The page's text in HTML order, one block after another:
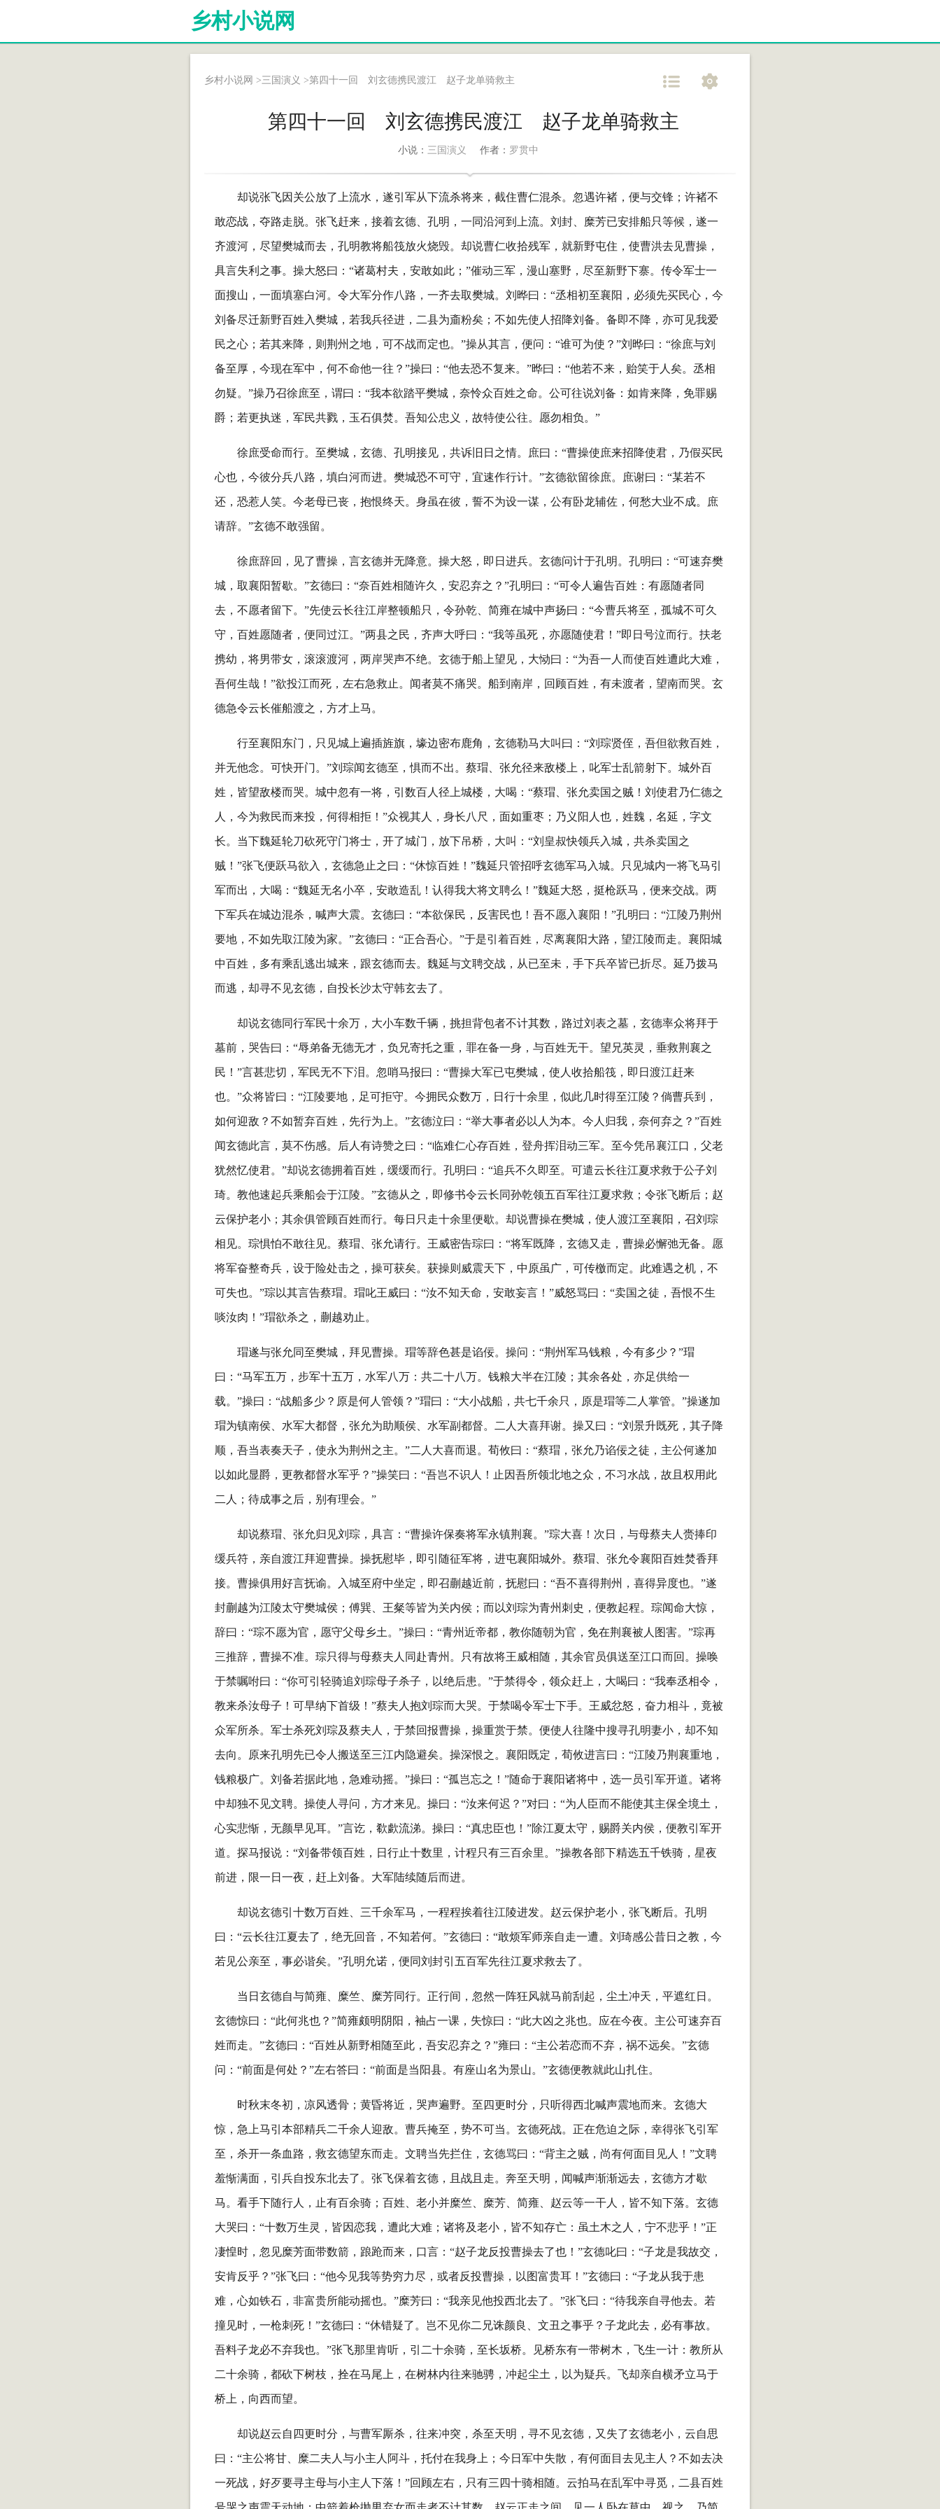
乡村小说网
乡村小说网 >三国演义 >第四十一回 刘玄德携民渡江 赵子龙单骑救主
第四十一回 刘玄德携民渡江 赵子龙单骑救主
小说： 三国演义 作者： 罗贯中
却说张飞因关公放了上流水，遂引军从下流杀将来，截住曹仁混杀。忽遇许褚，便与交锋；许褚不
敢恋战，夺路走脱。张飞赶来，接着玄德、孔明，一同沿河到上流。刘封、糜芳已安排船只等候，遂一
齐渡河，尽望樊城而去，孔明教将船筏放火烧毁。却说曹仁收拾残军，就新野屯住，使曹洪去见曹操，
具言失利之事。操大怒曰：“诸葛村夫，安敢如此；”催动三军，漫山塞野，尽至新野下寨。传令军士一
面搜山，一面填塞白河。令大军分作八路，一齐去取樊城。刘晔曰：“丞相初至襄阳，必须先买民心，今
刘备尽迁新野百姓入樊城，若我兵径进，二县为齑粉矣；不如先使人招降刘备。备即不降，亦可见我爱
民之心；若其来降，则荆州之地，可不战而定也。”操从其言，便问：“谁可为使？”刘晔曰：“徐庶与刘
备至厚，今现在军中，何不命他一往？”操曰：“他去恐不复来。”晔曰：“他若不来，贻笑于人矣。丞相
勿疑。”操乃召徐庶至，谓曰：“我本欲踏平樊城，奈怜众百姓之命。公可往说刘备：如肯来降，免罪赐
爵；若更执迷，军民共戮，玉石俱焚。吾知公忠义，故特使公往。愿勿相负。”
徐庶受命而行。至樊城，玄德、孔明接见，共诉旧日之情。庶曰：“曹操使庶来招降使君，乃假买民
心也，今彼分兵八路，填白河而进。樊城恐不可守，宜速作行计。”玄德欲留徐庶。庶谢曰：“某若不
还，恐惹人笑。今老母已丧，抱恨终天。身虽在彼，誓不为设一谋，公有卧龙辅佐，何愁大业不成。庶
请辞。”玄德不敢强留。
徐庶辞回，见了曹操，言玄德并无降意。操大怒，即日进兵。玄德问计于孔明。孔明曰：“可速弃樊
城，取襄阳暂歇。”玄德曰：“奈百姓相随许久，安忍弃之？”孔明曰：“可令人遍告百姓：有愿随者同
去，不愿者留下。”先使云长往江岸整顿船只，令孙乾、简雍在城中声扬曰：“今曹兵将至，孤城不可久
守，百姓愿随者，便同过江。”两县之民，齐声大呼曰：“我等虽死，亦愿随使君！”即日号泣而行。扶老
携幼，将男带女，滚滚渡河，两岸哭声不绝。玄德于船上望见，大恸曰：“为吾一人而使百姓遭此大难，
吾何生哉！”欲投江而死，左右急救止。闻者莫不痛哭。船到南岸，回顾百姓，有未渡者，望南而哭。玄
德急令云长催船渡之，方才上马。
行至襄阳东门，只见城上遍插旌旗，壕边密布鹿角，玄德勒马大叫曰：“刘琮贤侄，吾但欲救百姓，
并无他念。可快开门。”刘琮闻玄德至，惧而不出。蔡瑁、张允径来敌楼上，叱军士乱箭射下。城外百
姓，皆望敌楼而哭。城中忽有一将，引数百人径上城楼，大喝：“蔡瑁、张允卖国之贼！刘使君乃仁德之
人，今为救民而来投，何得相拒！”众视其人，身长八尺，面如重枣；乃义阳人也，姓魏，名延，字文
长。当下魏延轮刀砍死守门将士，开了城门，放下吊桥，大叫：“刘皇叔快领兵入城，共杀卖国之
贼！”张飞便跃马欲入，玄德急止之曰：“休惊百姓！”魏延只管招呼玄德军马入城。只见城内一将飞马引
军而出，大喝：“魏延无名小卒，安敢造乱！认得我大将文聘么！”魏延大怒，挺枪跃马，便来交战。两
下军兵在城边混杀，喊声大震。玄德曰：“本欲保民，反害民也！吾不愿入襄阳！”孔明曰：“江陵乃荆州
要地，不如先取江陵为家。”玄德曰：“正合吾心。”于是引着百姓，尽离襄阳大路，望江陵而走。襄阳城
中百姓，多有乘乱逃出城来，跟玄德而去。魏延与文聘交战，从已至未，手下兵卒皆已折尽。延乃拨马
而逃，却寻不见玄德，自投长沙太守韩玄去了。
却说玄德同行军民十余万，大小车数千辆，挑担背包者不计其数，路过刘表之墓，玄德率众将拜于
墓前，哭告曰：“辱弟备无德无才，负兄寄托之重，罪在备一身，与百姓无干。望兄英灵，垂救荆襄之
民！”言甚悲切，军民无不下泪。忽哨马报曰：“曹操大军已屯樊城，使人收拾船筏，即日渡江赶来
也。”众将皆曰：“江陵要地，足可拒守。今拥民众数万，日行十余里，似此几时得至江陵？倘曹兵到，
如何迎敌？不如暂弃百姓，先行为上。”玄德泣曰：“举大事者必以人为本。今人归我，奈何弃之？”百姓
闻玄德此言，莫不伤感。后人有诗赞之曰：“临难仁心存百姓，登舟挥泪动三军。至今凭吊襄江口，父老
犹然忆使君。”却说玄德拥着百姓，缓缓而行。孔明曰：“追兵不久即至。可遣云长往江夏求救于公子刘
琦。教他速起兵乘船会于江陵。”玄德从之，即修书令云长同孙乾领五百军往江夏求救；令张飞断后；赵
云保护老小；其余俱管顾百姓而行。每日只走十余里便歇。却说曹操在樊城，使人渡江至襄阳，召刘琮
相见。琮惧怕不敢往见。蔡瑁、张允请行。王威密告琮曰：“将军既降，玄德又走，曹操必懈弛无备。愿
将军奋整奇兵，设于险处击之，操可获矣。获操则威震天下，中原虽广，可传檄而定。此难遇之机，不
可失也。”琮以其言告蔡瑁。瑁叱王威曰：“汝不知天命，安敢妄言！”威怒骂曰：“卖国之徒，吾恨不生
啖汝肉！”瑁欲杀之，蒯越劝止。
瑁遂与张允同至樊城，拜见曹操。瑁等辞色甚是谄佞。操问：“荆州军马钱粮，今有多少？”瑁
曰：“马军五万，步军十五万，水军八万：共二十八万。钱粮大半在江陵；其余各处，亦足供给一
载。”操曰：“战船多少？原是何人管领？”瑁曰：“大小战船，共七千余只，原是瑁等二人掌管。”操遂加
瑁为镇南侯、水军大都督，张允为助顺侯、水军副都督。二人大喜拜谢。操又曰：“刘景升既死，其子降
顺，吾当表奏天子，使永为荆州之主。”二人大喜而退。荀攸曰：“蔡瑁，张允乃谄佞之徒，主公何遂加
以如此显爵，更教都督水军乎？”操笑曰：“吾岂不识人！止因吾所领北地之众，不习水战，故且权用此
二人；待成事之后，别有理会。”
却说蔡瑁、张允归见刘琮，具言：“曹操许保奏将军永镇荆襄。”琮大喜！次日，与母蔡夫人赍捧印
缓兵符，亲自渡江拜迎曹操。操抚慰毕，即引随征军将，进屯襄阳城外。蔡瑁、张允令襄阳百姓焚香拜
接。曹操俱用好言抚谕。入城至府中坐定，即召蒯越近前，抚慰曰：“吾不喜得荆州，喜得异度也。”遂
封蒯越为江陵太守樊城侯；傅巽、王粲等皆为关内侯；而以刘琮为青州刺史，便教起程。琮闻命大惊，
辞曰：“琮不愿为官，愿守父母乡土。”操曰：“青州近帝都，教你随朝为官，免在荆襄被人图害。”琮再
三推辞，曹操不准。琮只得与母蔡夫人同赴青州。只有故将王威相随，其余官员俱送至江口而回。操唤
于禁嘱咐曰：“你可引轻骑追刘琮母子杀子，以绝后患。”于禁得令，领众赶上，大喝曰：“我奉丞相令，
教来杀汝母子！可早纳下首级！”蔡夫人抱刘琮而大哭。于禁喝令军士下手。王威忿怒，奋力相斗，竟被
众军所杀。军士杀死刘琮及蔡夫人，于禁回报曹操，操重赏于禁。便使人往隆中搜寻孔明妻小，却不知
去向。原来孔明先已令人搬送至三江内隐避矣。操深恨之。襄阳既定，荀攸进言曰：“江陵乃荆襄重地，
钱粮极广。刘备若据此地，急难动摇。”操曰：“孤岂忘之！”随命于襄阳诸将中，选一员引军开道。诸将
中却独不见文聘。操使人寻问，方才来见。操曰：“汝来何迟？”对曰：“为人臣而不能使其主保全境土，
心实悲惭，无颜早见耳。”言讫，欷歔流涕。操曰：“真忠臣也！”除江夏太守，赐爵关内侯，便教引军开
道。探马报说：“刘备带领百姓，日行止十数里，计程只有三百余里。”操教各部下精选五千铁骑，星夜
前进，限一日一夜，赶上刘备。大军陆续随后而进。
却说玄德引十数万百姓、三千余军马，一程程挨着往江陵进发。赵云保护老小，张飞断后。孔明
曰：“云长往江夏去了，绝无回音，不知若何。”玄德曰：“敢烦军师亲自走一遭。刘琦感公昔日之教，今
若见公亲至，事必谐矣。”孔明允诺，便同刘封引五百军先往江夏求救去了。
当日玄德自与简雍、糜竺、糜芳同行。正行间，忽然一阵狂风就马前刮起，尘土冲天，平遮红日。
玄德惊曰：“此何兆也？”简雍颇明阴阳，袖占一课，失惊曰：“此大凶之兆也。应在今夜。主公可速弃百
姓而走。”玄德曰：“百姓从新野相随至此，吾安忍弃之？”雍曰：“主公若恋而不弃，祸不远矣。”玄德
问：“前面是何处？”左右答曰：“前面是当阳县。有座山名为景山。”玄德便教就此山扎住。
时秋末冬初，凉风透骨；黄昏将近，哭声遍野。至四更时分，只听得西北喊声震地而来。玄德大
惊，急上马引本部精兵二千余人迎敌。曹兵掩至，势不可当。玄德死战。正在危迫之际，幸得张飞引军
至，杀开一条血路，救玄德望东而走。文聘当先拦住，玄德骂曰：“背主之贼，尚有何面目见人！”文聘
羞惭满面，引兵自投东北去了。张飞保着玄德，且战且走。奔至天明，闻喊声渐渐远去，玄德方才歇
马。看手下随行人，止有百余骑；百姓、老小并糜竺、糜芳、简雍、赵云等一干人，皆不知下落。玄德
大哭曰：“十数万生灵，皆因恋我，遭此大难；诸将及老小，皆不知存亡：虽土木之人，宁不悲乎！”正
凄惶时，忽见糜芳面带数箭，踉跄而来，口言：“赵子龙反投曹操去了也！”玄德叱曰：“子龙是我故交，
安肯反乎？”张飞曰：“他今见我等势穷力尽，或者反投曹操，以图富贵耳！”玄德曰：“子龙从我于患
难，心如铁石，非富贵所能动摇也。”糜芳曰：“我亲见他投西北去了。”张飞曰：“待我亲自寻他去。若
撞见时，一枪刺死！”玄德曰：“休错疑了。岂不见你二兄诛颜良、文丑之事乎？子龙此去，必有事故。
吾料子龙必不弃我也。”张飞那里肯听，引二十余骑，至长坂桥。见桥东有一带树木，飞生一计：教所从
二十余骑，都砍下树枝，拴在马尾上，在树林内往来驰骋，冲起尘土，以为疑兵。飞却亲自横矛立马于
桥上，向西而望。
却说赵云自四更时分，与曹军厮杀，往来冲突，杀至天明，寻不见玄德，又失了玄德老小，云自思
曰：“主公将甘、糜二夫人与小主人阿斗，托付在我身上；今日军中失散，有何面目去见主人？不如去决
一死战，好歹要寻主母与小主人下落！”回顾左右，只有三四十骑相随。云拍马在乱军中寻觅，二县百姓